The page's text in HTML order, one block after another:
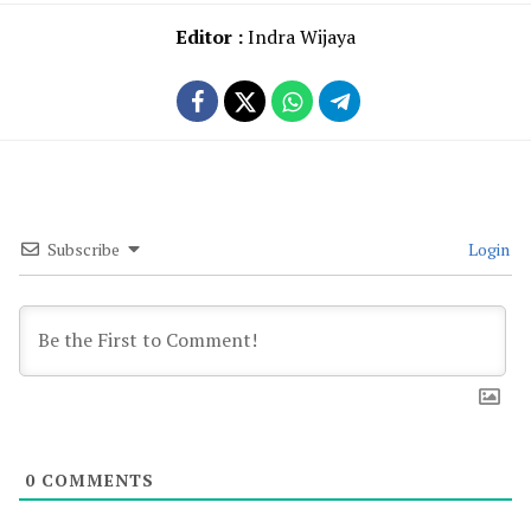
Editor :Indra Wijaya
Subscribe Login
0 COMMENTS